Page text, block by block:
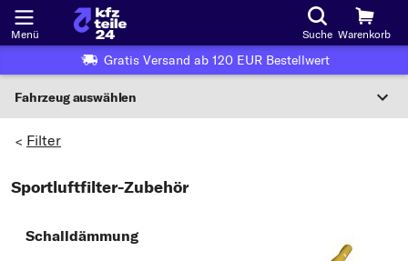
Menü Suche Warenkorb
Gratis Versand ab 120 EUR Bestellwert
Fahrzeug auswählen
Wo finde ich die?
> Filter
Sportluftfilter-Zubehör
Schalldämmung